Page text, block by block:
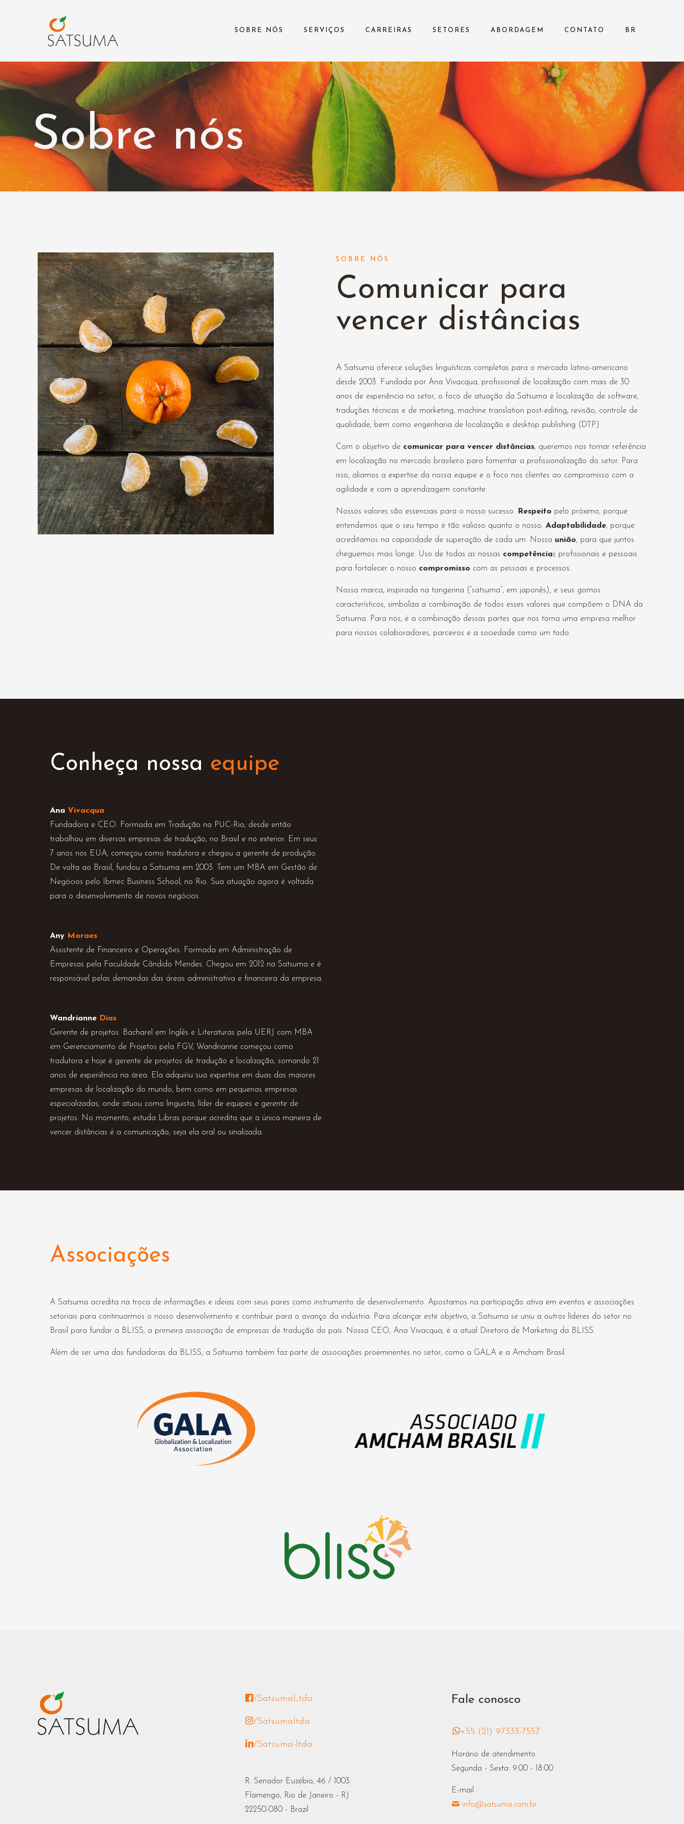
SOBRE NÓS SERVIÇOS CARREIRAS SETORES ABORDAGEM CONTATO BR
Sobre nós
SOBRE NÓS
Comunicar para
vencer distâncias
A Satsuma oferece soluções linguísticas completas para o mercado latino-americano
desde 2003. Fundada por Ana Vivacqua, profissional de localização com mais de 30
anos de experiência no setor, o foco de atuação da Satsuma é localização de software,
traduções técnicas e de marketing, machine translation post-editing, revisão, controle de
qualidade, bem como engenharia de localização e desktop publishing (DTP).
Com o objetivo de comunicar para vencer distâncias, queremos nos tornar referência
em localização no mercado brasileiro para fomentar a profissionalização do setor. Para
isso, aliamos a expertise da nossa equipe e o foco nos clientes ao compromisso com a
agilidade e com a aprendizagem constante.
Nossos valores são essenciais para o nosso sucesso. Respeito pelo próximo, porque
entendemos que o seu tempo é tão valioso quanto o nosso. Adaptabilidade, porque
acreditamos na capacidade de superação de cada um. Nossa união, para que juntos
cheguemos mais longe. Uso de todas as nossas competências profissionais e pessoais
para fortalecer o nosso compromisso com as pessoas e processos.
Nossa marca, inspirada na tangerina (“satsuma”, em japonês), e seus gomos
característicos, simboliza a combinação de todos esses valores que compõem o DNA da
Satsuma. Para nós, é a combinação dessas partes que nos torna uma empresa melhor
para nossos colaboradores, parceiros e a sociedade como um todo.
Conheça nossa equipe
Ana Vivacqua
Fundadora e CEO. Formada em Tradução na PUC-Rio, desde então
trabalhou em diversas empresas de tradução, no Brasil e no exterior. Em seus
7 anos nos EUA, começou como tradutora e chegou a gerente de produção.
De volta ao Brasil, fundou a Satsuma em 2003. Tem um MBA em Gestão de
Negócios pelo Ibmec Business School, no Rio. Sua atuação agora é voltada
para o desenvolvimento de novos negócios.
Any Moraes
Assistente de Financeiro e Operações. Formada em Administração de
Empresas pela Faculdade Cândido Mendes. Chegou em 2012 na Satsuma e é
responsável pelas demandas das áreas administrativa e financeira da empresa.
Wandrianne Dias
Gerente de projetos. Bacharel em Inglês e Literaturas pela UERJ com MBA
em Gerenciamento de Projetos pela FGV, Wandrianne começou como
tradutora e hoje é gerente de projetos de tradução e localização, somando 21
anos de experiência na área. Ela adquiriu sua expertise em duas das maiores
empresas de localização do mundo, bem como em pequenas empresas
especializadas, onde atuou como linguista, líder de equipes e gerente de
projetos. No momento, estuda Libras porque acredita que a única maneira de
vencer distâncias é a comunicação, seja ela oral ou sinalizada.
Associações
A Satsuma acredita na troca de informações e ideias com seus pares como instrumento de desenvolvimento. Apostamos na participação ativa em eventos e associações
setoriais para continuarmos o nosso desenvolvimento e contribuir para o avanço da indústria. Para alcançar este objetivo, a Satsuma se uniu a outros líderes do setor no
Brasil para fundar a BLISS, a primeira associação de empresas de tradução do país. Nossa CEO, Ana Vivacqua, é a atual Diretora de Marketing da BLISS.
Além de ser uma das fundadoras da BLISS, a Satsuma também faz parte de associações proeminentes no setor, como a GALA e a Amcham Brasil.
/SatsumaLtda
/Satsumaltda
/Satsuma-ltda
R. Senador Euzébio, 46 / 1003
Flamengo, Rio de Janeiro - RJ
22250-080 - Brazil
Fale conosco
+55 (21) 97333-7557
Horário de atendimento
Segunda - Sexta: 9:00 - 18:00
E-mail
info@satsuma.com.br